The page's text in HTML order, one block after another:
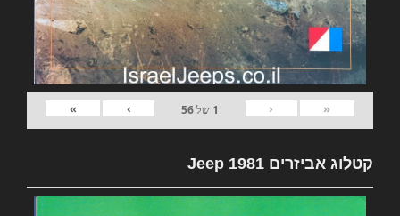
«
‹
1 של56
›
»
קטלוג אביזרים 1981 Jeep